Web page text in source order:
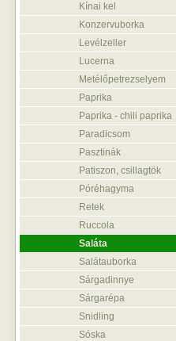
Kínai kel
Konzervuborka
Levélzeller
Lucerna
Metélőpetrezselyem
Paprika
Paprika - chili paprika
Paradicsom
Pasztinák
Patiszon, csillagtök
Póréhagyma
Retek
Ruccola
Saláta
Salátauborka
Sárgadinnye
Sárgarépa
Snidling
Sóska